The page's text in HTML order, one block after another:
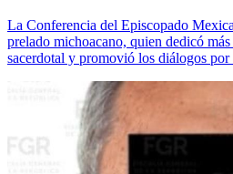
La Conferencia del Episcopado
prelado michoacano, quien dedicó
sacerdotal y promovió los diálogos por